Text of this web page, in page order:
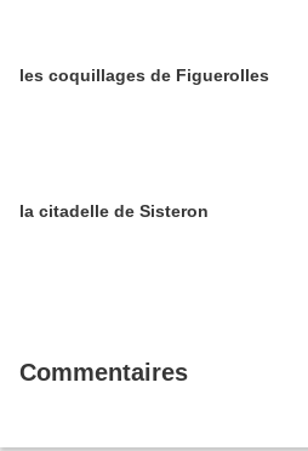
les coquillages de Figuerolles
la citadelle de Sisteron
Commentaires